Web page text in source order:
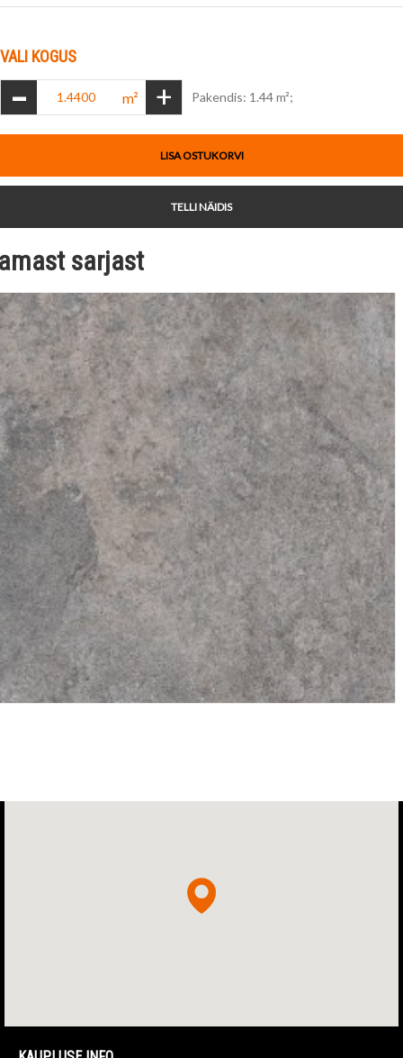
VALI KOGUS
- m² + Pakendis: 1.44 m²;
LISA OSTUKORVI
TELLI NÄIDIS
sarjast